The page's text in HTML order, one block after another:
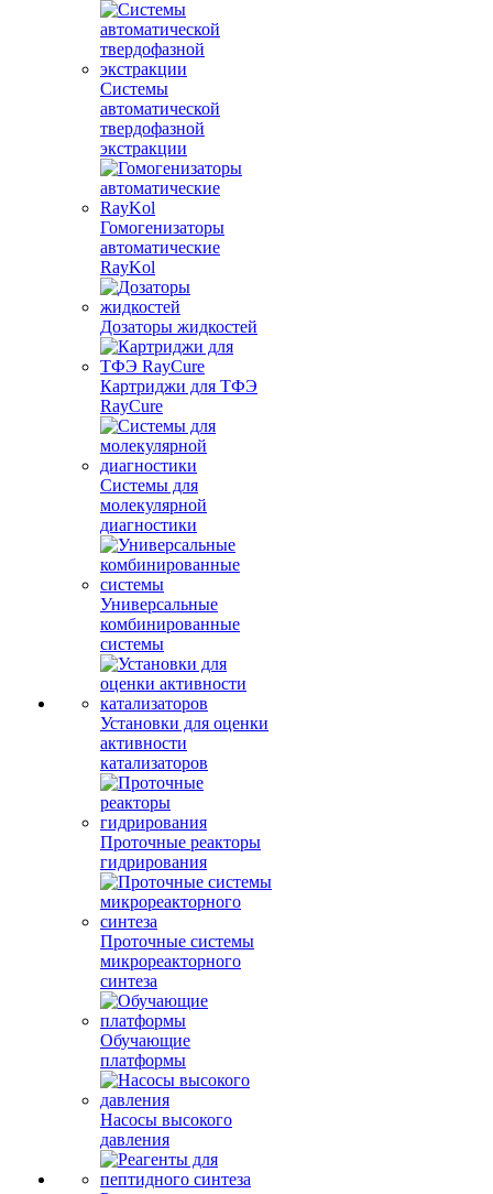
Системы
автоматической
твердофазной
экстракции
Гомогенизаторы
автоматические
RayKol
Дозаторы жидкостей
Картриджи для ТФЭ
RayCure
Системы для
молекулярной
диагностики
Универсальные
комбинированные
системы
Установки для оценки
активности
катализаторов
Проточные реакторы
гидрирования
Проточные системы
микрореакторного
синтеза
Обучающие
платформы
Насосы высокого
давления